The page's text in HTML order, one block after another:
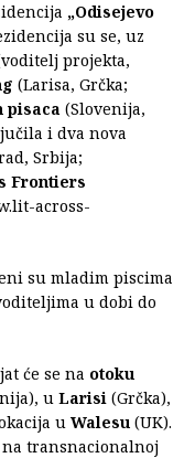
„Odisejevo
su se, uz
projekta,
(Larisa, Grčka;
pisaca (Slovenija,
i dva nova
Srbija;
Frontiers
across-
su mladim piscima
u dobi do
će se na otoku
u Larisi (Grčka),
u Walesu (UK).
transnacionalnoj